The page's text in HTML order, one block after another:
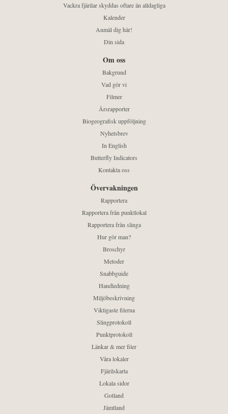
Vackra fjärilar skyddas oftare än alldagliga
Kalender
Anmäl dig här!
Din sida
Om oss
Bakgrund
Vad gör vi
Filmer
Årsrapporter
Biogeografisk uppföljning
Nyhetsbrev
In English
Butterfly Indicators
Kontakta oss
Övervakningen
Rapportera
Rapportera från punktlokal
Rapportera från slinga
Hur gör man?
Broschyr
Metoder
Snabbguide
Handledning
Miljöbeskrivning
Viktigaste filerna
Slingprotokoll
Punktprotokoll
Länkar & mer filer
Våra lokaler
Fjärilskarta
Lokala sidor
Gotland
Jämtland